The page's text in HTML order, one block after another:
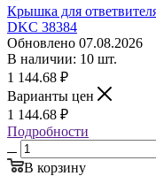
Крышка для
DKC 38384
Обновлено 07.08.2026
В наличии: 10 шт.
1 144.68 ₽
Варианты цен
1 144.68 ₽
Подробности
В корзину